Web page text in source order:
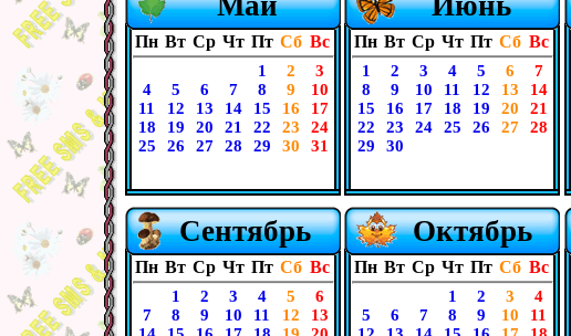
Пн Вт Ср Чт Пт Сб Вс
1 2
3
4
5 6 7 8 9
10
11
12 13 14 15 16
17
18
19 20 21 22 23
24
25
26 27 28 29 30 31
Пн Вт Ср Чт Пт Сб Вс
1 2 3 4 5 6
7
8
9 10 11 12 13
14
15
16 17 18 19 20
21
22
23 24 25 26 27
28
29
30
Сентябрь
Пн Вт Ср Чт Пт Сб Вс
1 2 3 4 5
6
7
8 9 10 11 12
13
Октябрь
Пн Вт Ср Чт Пт Сб Вс
1 2 3
4
5
6 7 8 9 10
11